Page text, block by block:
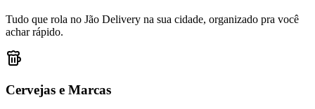
Tudo que rola no Jão Delivery na sua cidade, organizado pra você
achar rápido.
Cervejas e Marcas